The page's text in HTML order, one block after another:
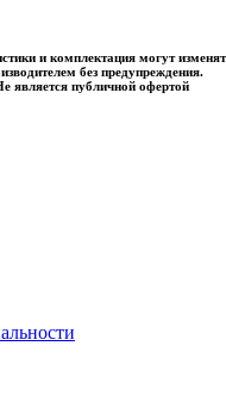
и комплектация могут
без предупреждения.
является публичной офертой